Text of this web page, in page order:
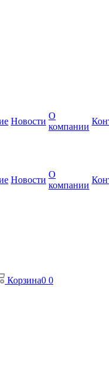
Новости
О
компании
Новости
О
компании
Корзина0 0